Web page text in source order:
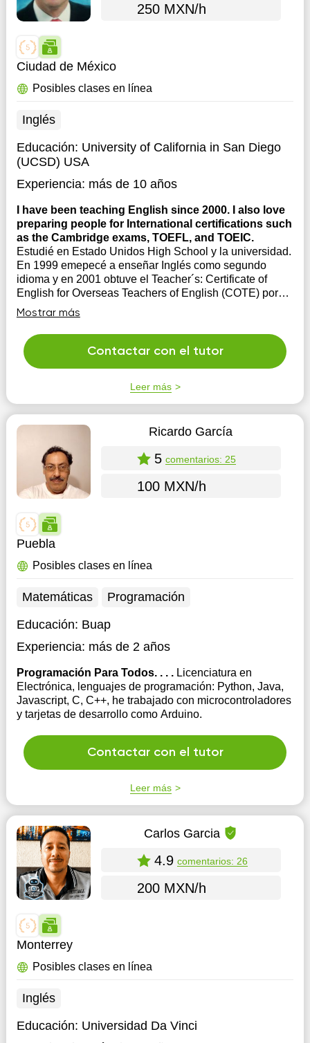
250 MXN/h
Ciudad de México
Posibles clases en línea
Inglés
Educación: University of California in San Diego
(UCSD) USA
Experiencia: más de 10 años
I have been teaching English since 2000. I also love
preparing people for International certifications such
as the Cambridge exams, TOEFL, and TOEIC.
Estudié en Estado Unidos High School y la universidad.
En 1999 emepecé a enseñar Inglés como segundo
idioma y en 2001 obtuve el Teacher´s: Certificate of
English for Overseas Teachers of English (COTE) por
parte de Cambridge University. En 2004 obtuve otro
Teachers por parte de la Universidad Panmer...
Mostrar más
Contactar con el tutor
Leer más
Ricardo García
5 comentarios: 25
100 MXN/h
Puebla
Posibles clases en línea
Matemáticas
Programación
Educación: Buap
Experiencia: más de 2 años
Programación Para Todos. . . . Licenciatura en
Electrónica, lenguajes de programación: Python, Java,
Javascript, C, C++, he trabajado con microcontroladores
y tarjetas de desarrollo como Arduino.
Contactar con el tutor
Leer más
Carlos Garcia
4.9 comentarios: 26
200 MXN/h
Monterrey
Posibles clases en línea
Inglés
Educación: Universidad Da Vinci